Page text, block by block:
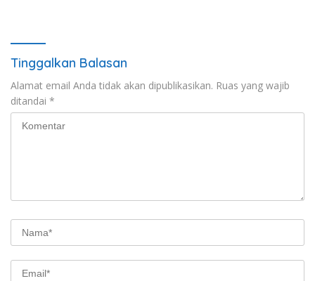
Tinggalkan Balasan
Alamat email Anda tidak akan dipublikasikan. Ruas yang wajib
ditandai *